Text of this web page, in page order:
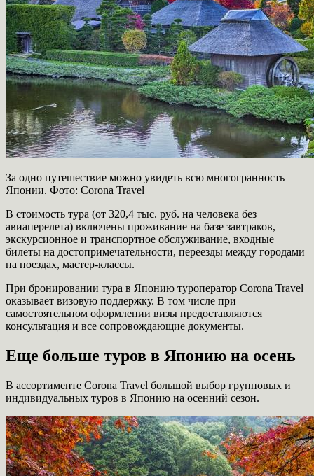
За одно путешествие можно увидеть всю многогранность
Японии. Фото: Corona Travel
В стоимость тура (от 320,4 тыс. руб. на человека без
авиаперелета) включены проживание на базе завтраков,
экскурсионное и транспортное обслуживание, входные
билеты на достопримечательности, переезды между городами
на поездах, мастер-классы.
При бронировании тура в Японию туроператор Corona Travel
оказывает визовую поддержку. В том числе при
самостоятельном оформлении визы предоставляются
консультация и все сопровождающие документы.
Еще больше туров в Японию на осень
В ассортименте Corona Travel большой выбор групповых и
индивидуальных туров в Японию на осенний сезон.